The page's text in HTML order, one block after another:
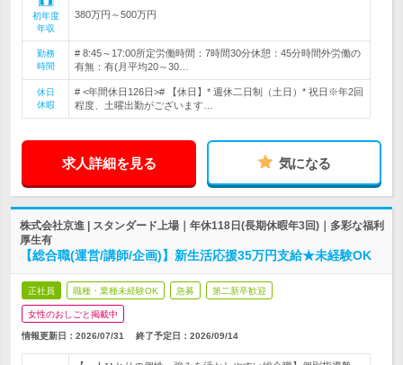
初年度
年収
380万円～500万円
勤務
時間
# 8:45～17:00所定労働時間：7時間30分休憩：45分時間外労働の
有無：有(月平均20～30…
休日
休暇
# <年間休日126日># 【休日】* 週休二日制（土日）* 祝日※年2回
程度、土曜出勤がございます…
求人詳細を見る 気になる
株式会社京進 | スタンダード上場｜年休118日(長期休暇年3回)｜多彩な福利
厚生有
【総合職(運営/講師/企画)】新生活応援35万円支給★未経験OK
正社員 職種・業種未経験OK 急募 第二新卒歓迎
女性のおしごと掲載中
情報更新日：2026/07/31 終了予定日： 2026/09/14